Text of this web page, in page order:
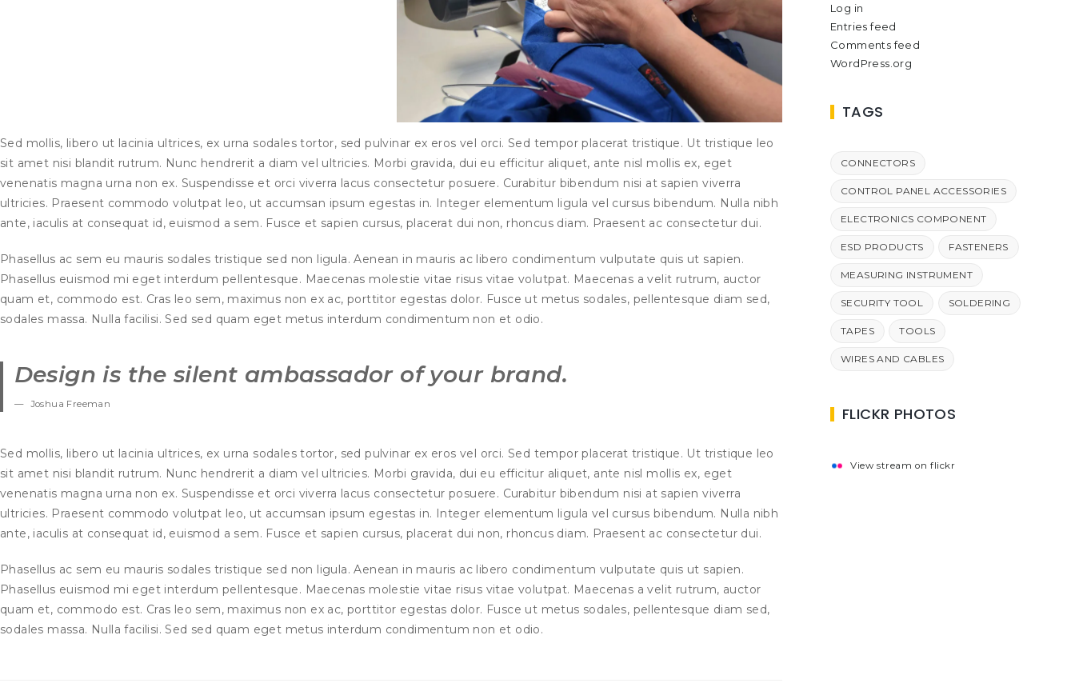
Sed mollis, libero ut lacinia ultrices, ex urna sodales tortor, sed pulvinar ex eros vel orci. Sed tempor placerat tristique. Ut tristique leo
sit amet nisi blandit rutrum. Nunc hendrerit a diam vel ultricies. Morbi gravida, dui eu efficitur aliquet, ante nisl mollis ex, eget
venenatis magna urna non ex. Suspendisse et orci viverra lacus consectetur posuere. Curabitur bibendum nisi at sapien viverra
ultricies. Praesent commodo volutpat leo, ut accumsan ipsum egestas in. Integer elementum ligula vel cursus bibendum. Nulla nibh
ante, iaculis at consequat id, euismod a sem. Fusce et sapien cursus, placerat dui non, rhoncus diam. Praesent ac consectetur dui.
Phasellus ac sem eu mauris sodales tristique sed non ligula. Aenean in mauris ac libero condimentum vulputate quis ut sapien.
Phasellus euismod mi eget interdum pellentesque. Maecenas molestie vitae risus vitae volutpat. Maecenas a velit rutrum, auctor
quam et, commodo est. Cras leo sem, maximus non ex ac, porttitor egestas dolor. Fusce ut metus sodales, pellentesque diam sed,
sodales massa. Nulla facilisi. Sed sed quam eget metus interdum condimentum non et odio.
Design is the silent ambassador of your brand.
Joshua Freeman
Sed mollis, libero ut lacinia ultrices, ex urna sodales tortor, sed pulvinar ex eros vel orci. Sed tempor placerat tristique. Ut tristique leo
sit amet nisi blandit rutrum. Nunc hendrerit a diam vel ultricies. Morbi gravida, dui eu efficitur aliquet, ante nisl mollis ex, eget
venenatis magna urna non ex. Suspendisse et orci viverra lacus consectetur posuere. Curabitur bibendum nisi at sapien viverra
ultricies. Praesent commodo volutpat leo, ut accumsan ipsum egestas in. Integer elementum ligula vel cursus bibendum. Nulla nibh
ante, iaculis at consequat id, euismod a sem. Fusce et sapien cursus, placerat dui non, rhoncus diam. Praesent ac consectetur dui.
Phasellus ac sem eu mauris sodales tristique sed non ligula. Aenean in mauris ac libero condimentum vulputate quis ut sapien.
Phasellus euismod mi eget interdum pellentesque. Maecenas molestie vitae risus vitae volutpat. Maecenas a velit rutrum, auctor
quam et, commodo est. Cras leo sem, maximus non ex ac, porttitor egestas dolor. Fusce ut metus sodales, pellentesque diam sed,
sodales massa. Nulla facilisi. Sed sed quam eget metus interdum condimentum non et odio.
Log in
Entries feed
Comments feed
WordPress.org
TAGS
CONNECTORS
CONTROL PANEL ACCESSORIES
ELECTRONICS COMPONENT
ESD PRODUCTS FASTENERS
MEASURING INSTRUMENT
SECURITY TOOL SOLDERING
TAPES TOOLS
WIRES AND CABLES
FLICKR PHOTOS
View stream on flickr